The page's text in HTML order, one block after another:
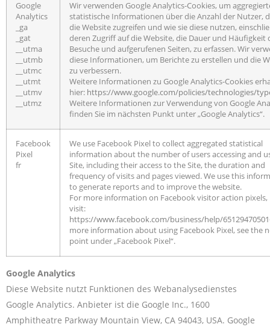
Google
Analytics
_ga
_gat
__utma
__utmb
__utmc
__utmt
__utmv
__utmz
Wir verwenden Google Analytics-Cookies, um
statistische Informationen über die Anzahl der Nutzer,
die Website zugreifen und wie sie diese nutzen,
deren Zugriff auf die Website, die Dauer und Häufigkeit
Besuche und aufgerufenen Seiten, zu erfassen. Wir
diese Informationen, um Berichte zu erstellen und die
zu verbessern.
Weitere Informationen zu Google Analytics-Cookies
hier: https://www.google.com/policies/technologies/
Weitere Informationen zur Verwendung von Google
finden Sie im nächsten Punkt unter „Google Analytics“.
Facebook
Pixel
fr
We use Facebook Pixel to collect aggregated statistical
information about the number of users accessing and
Site, including their access to the Site, the duration and
frequency of visits and pages viewed. We use this
to generate reports and to improve the website.
For more information on Facebook visitor action pixels,
visit:
https://www.facebook.com/business/help/
more information about using Facebook Pixel, see the
point under „Facebook Pixel“.
Google Analytics
Diese Website nutzt Funktionen des Webanalysedienstes
Google Analytics. Anbieter ist die Google Inc., 1600
Amphitheatre Parkway Mountain View, CA 94043, USA. Google